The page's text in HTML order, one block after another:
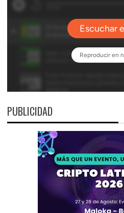
PUBLICIDAD